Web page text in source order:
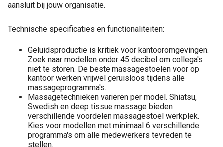
aansluit bij jouw organisatie.
Technische specificaties en functionaliteiten:
Geluidsproductie is kritiek voor kantooromgevingen.
Zoek naar modellen onder 45 decibel om collega's
niet te storen. De beste massagestoelen voor op
kantoor werken vrijwel geruisloos tijdens alle
massageprogramma's.
Massagetechnieken variëren per model. Shiatsu,
Swedish en deep tissue massage bieden
verschillende voordelen massagestoel werkplek.
Kies voor modellen met minimaal 6 verschillende
programma's om alle medewerkers tevreden te
stellen.